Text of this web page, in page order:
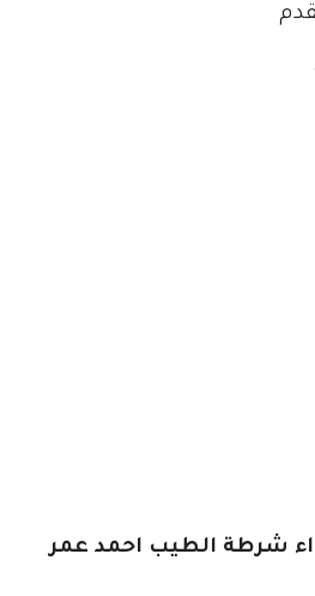
شرطة الطيب احمد عمر